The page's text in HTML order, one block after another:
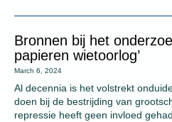
Bronnen bij het
papieren wietoorlog’
March 6, 2024
Al decennia is het volstrekt
doen bij de bestrijding van
repressie heeft geen invloed